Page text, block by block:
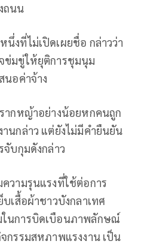
ถนน
งที่ไม่เปิดเผยชื่อ กล่าวว่า
ข่มขู่ให้ยุติการชุมนุม
นอค่าจ้าง
ากหญ้าอย่างน้อยหกคนถูก
นกล่าว แต่ยังไม่มีคำยืนยัน
จับกุมดังกล่าว
วามรุนแรงที่ใช้ต่อการ
เสื้อผ้าชาวบังกลาเทศ
นการบิดเบือนภาพลักษณ์
กรรมสหภาพแรงงาน เป็น